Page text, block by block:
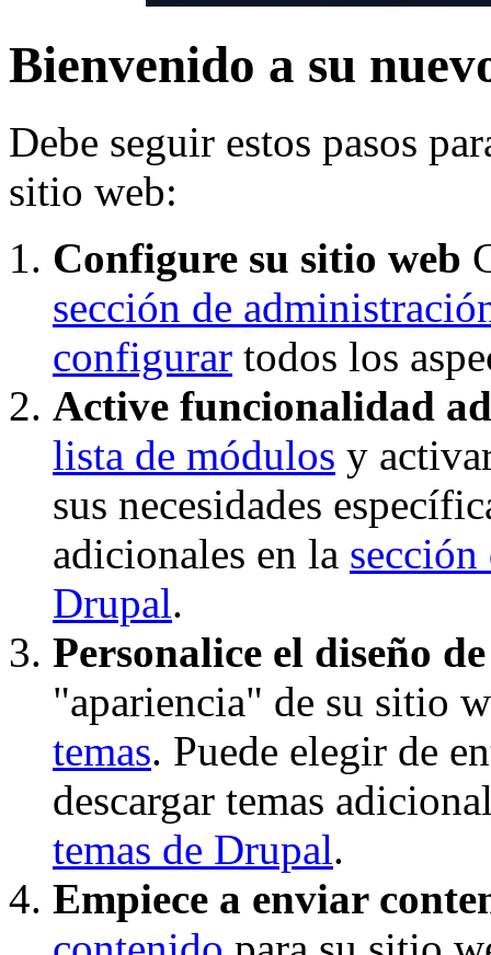
Bienvenido a su
Debe seguir estos pasos
sitio web:
Configure su sitio web
sección de
configurar todos los
Active funcionalidad
lista de módulos y
sus necesidades
adicionales en la sección
Drupal.
Personalice el diseño
"apariencia" de su sitio
temas. Puede elegir de
descargar temas
temas de Drupal.
Empiece a enviar